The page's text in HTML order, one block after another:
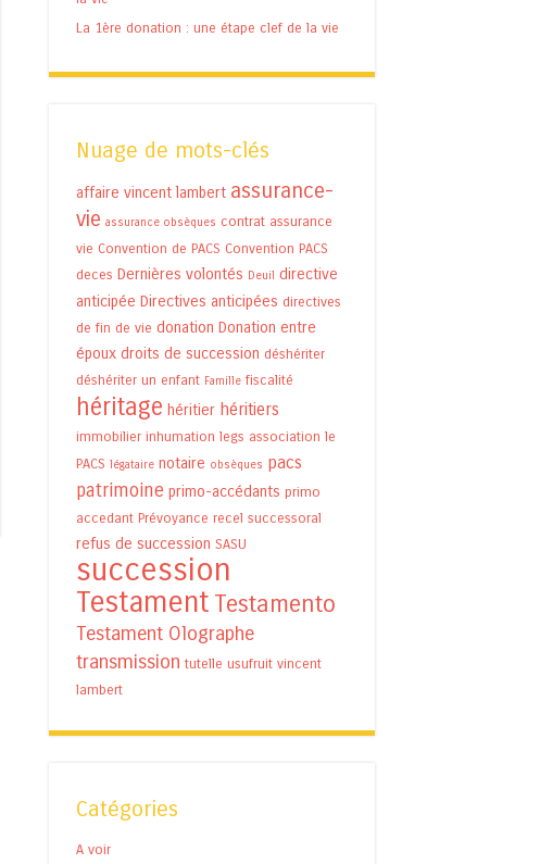
La 1ère donation : une étape clef de la vie
Nuage de mots-clés
affaire vincent lambert assurance-
vie assurance obsèques contrat assurance
vie Convention de PACS Convention PACS
deces Dernières volontés Deuil directive
anticipée Directives anticipées directives
de fin de vie donation Donation entre
époux droits de succession déshériter
déshériter un enfant Famille fiscalité
héritage héritier héritiers
immobilier inhumation legs association le
PACS légataire notaire obsèques pacs
patrimoine primo-accédants primo
accedant Prévoyance recel successoral
refus de succession SASU
succession
Testament Testamento
Testament Olographe
transmission tutelle usufruit vincent
lambert
Catégories
A voir